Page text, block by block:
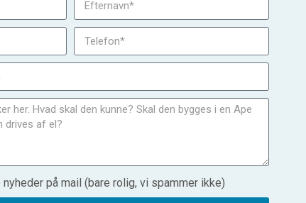
på mail (bare rolig, vi spammer ikke)